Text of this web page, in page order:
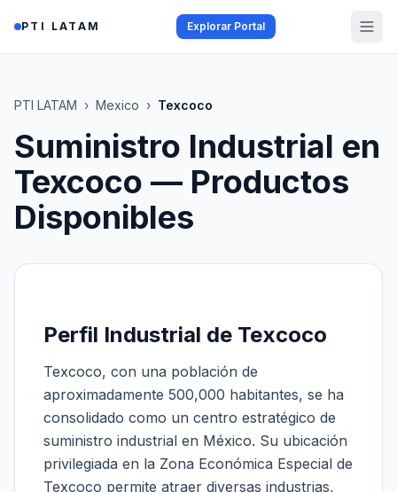
PTI LATAM Explorar Portal
PTI LATAM › Mexico › Texcoco
Suministro Industrial en
Texcoco — Productos
Disponibles
Perfil Industrial de Texcoco
Texcoco, con una población de
aproximadamente 500,000 habitantes, se ha
consolidado como un centro estratégico de
suministro industrial en México. Su ubicación
privilegiada en la Zona Económica Especial de
Texcoco permite atraer diversas industrias,